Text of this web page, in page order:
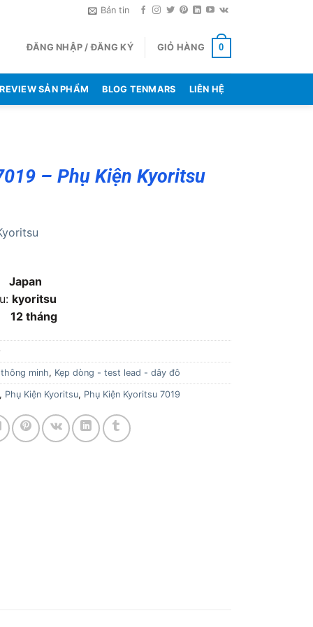
Bản tin
ĐĂNG NHẬP / ĐĂNG KÝ GIỎ HÀNG 0
REVIEW SẢN PHẨM BLOG TENMARS LIÊN HỆ
– Phụ Kiện Kyoritsu
Japan
kyoritsu
12 tháng
minh, Kẹp dòng - test lead - dây đô
, Phụ Kiện Kyoritsu, Phụ Kiện Kyoritsu 7019